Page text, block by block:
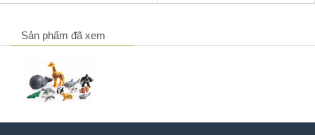
Hoặc bạn có thể gọi số hotline 0942.666.800 để được hỗ trợ
thêm về sản phẩm trước khi mua hàng.
Ngoài ra, bạn có thể qua trực tiếp địa chỉ để xem sản phẩm: Số
62, Yên Đỗ, Phường 1, Bình Thạnh, TP. Hồ Chí Minh
Sản phẩm đã xem